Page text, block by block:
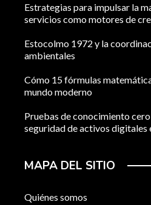
Estrategias para impulsar la
servicios como motores de
Estocolmo 1972 y la
ambientales
Cómo 15 fórmulas
mundo moderno
Pruebas de conocimiento
seguridad de activos digitales
MAPA DEL SITIO
Quiénes somos